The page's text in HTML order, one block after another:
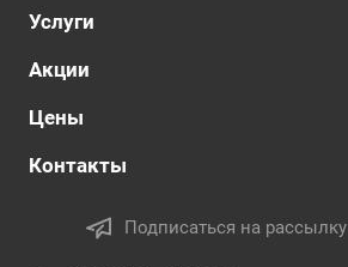
Услуги
Акции
Цены
Контакты
Подписаться на рассылку